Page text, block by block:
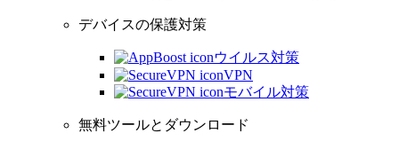
デバイスの保護対策
ウイルス対策
VPN
モバイル対策
無料ツールとダウンロード